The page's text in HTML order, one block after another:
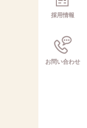
採用情報
お問い合わせ